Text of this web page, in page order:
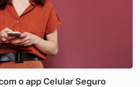
o app Celular Seguro